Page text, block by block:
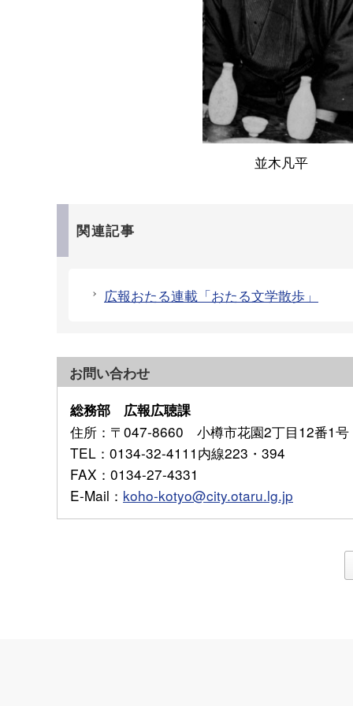
並木凡平
関連記事
広報おたる連載「おたる文学散歩」
お問い合わせ
総務部 広報広聴課
住所 ：〒047-8660 小樽市花園2丁目12番1号
TEL ：0134-32-4111内線223・394
FAX ：0134-27-4331
E-Mail ： koho-kotyo@city.otaru.lg.jp